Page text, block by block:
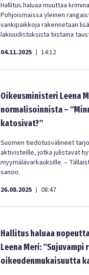
Hallitus haluaa muuttaa
Pohjoismaissa yleinen
vankipaikkoja rakennetaan
lakiuudistuksista tiistaina
04.11.2025 | 14:12
Oikeusministeri Leena
normalisoinnista –
katosivat?”
Suomen tiedotusvälineet
aktivisteille, jotka julistavat
myymälävarkauksille. –
sanoo.
26.08.2025 | 08:47
Hallitus haluaa
Leena Meri:
oikeudenmukaisuutta